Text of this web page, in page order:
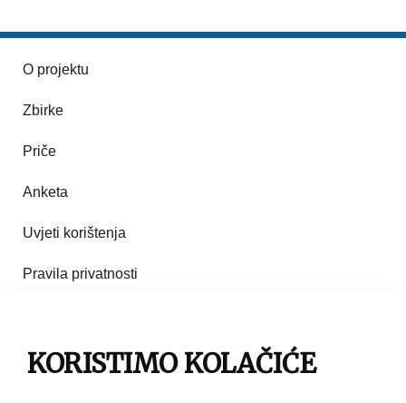
O projektu
Zbirke
Priče
Anketa
Uvjeti korištenja
Pravila privatnosti
Pravila korištenja
KORISTIMO KOLAČIĆE